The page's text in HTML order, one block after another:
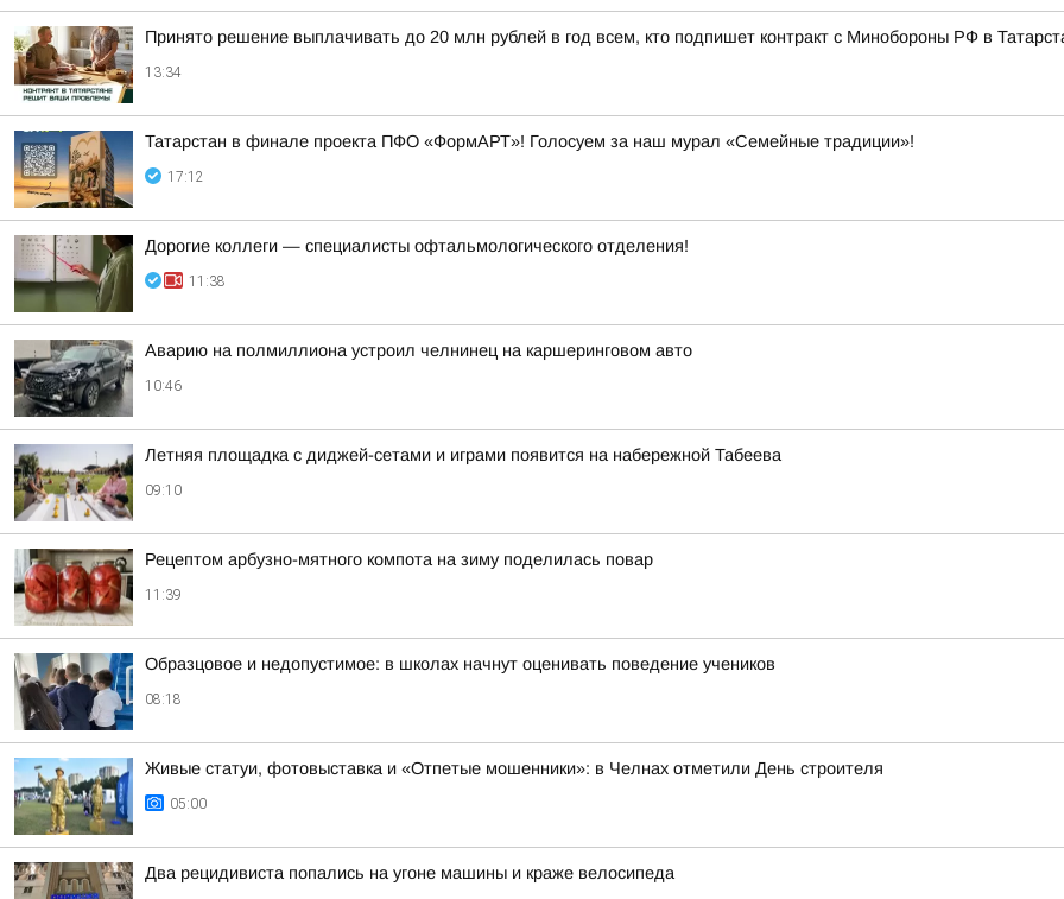
Принято решение выплачивать до 20 млн рублей в год всем, кто подпишет контракт с Минобороны РФ в
13:34
Татарстан в финале проекта ПФО «ФормАРТ»! Голосуем за наш мурал «Семейные традиции»!
17:12
Дорогие коллеги — специалисты офтальмологического отделения!
11:38
Аварию на полмиллиона устроил челнинец на каршеринговом авто
10:46
Летняя площадка с диджей-сетами и играми появится на набережной Табеева
09:10
Рецептом арбузно-мятного компота на зиму поделилась повар
11:39
Образцовое и недопустимое: в школах начнут оценивать поведение учеников
08:18
Живые статуи, фотовыставка и «Отпетые мошенники»: в Челнах отметили День строителя
05:00
Два рецидивиста попались на угоне машины и краже велосипеда